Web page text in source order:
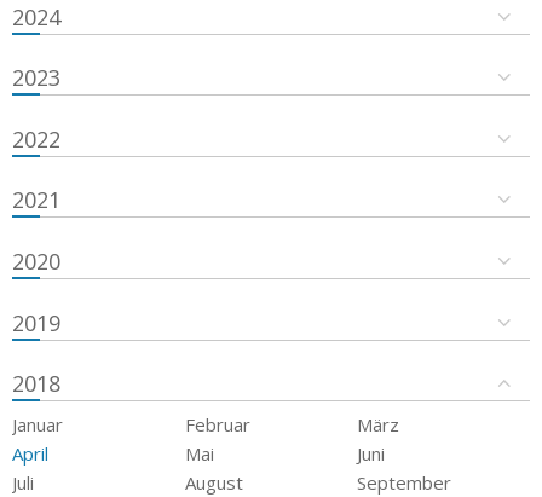
2024
2023
2022
2021
2020
2019
2018
Januar Februar
März
April
Mai
Juni
Juli
August
September